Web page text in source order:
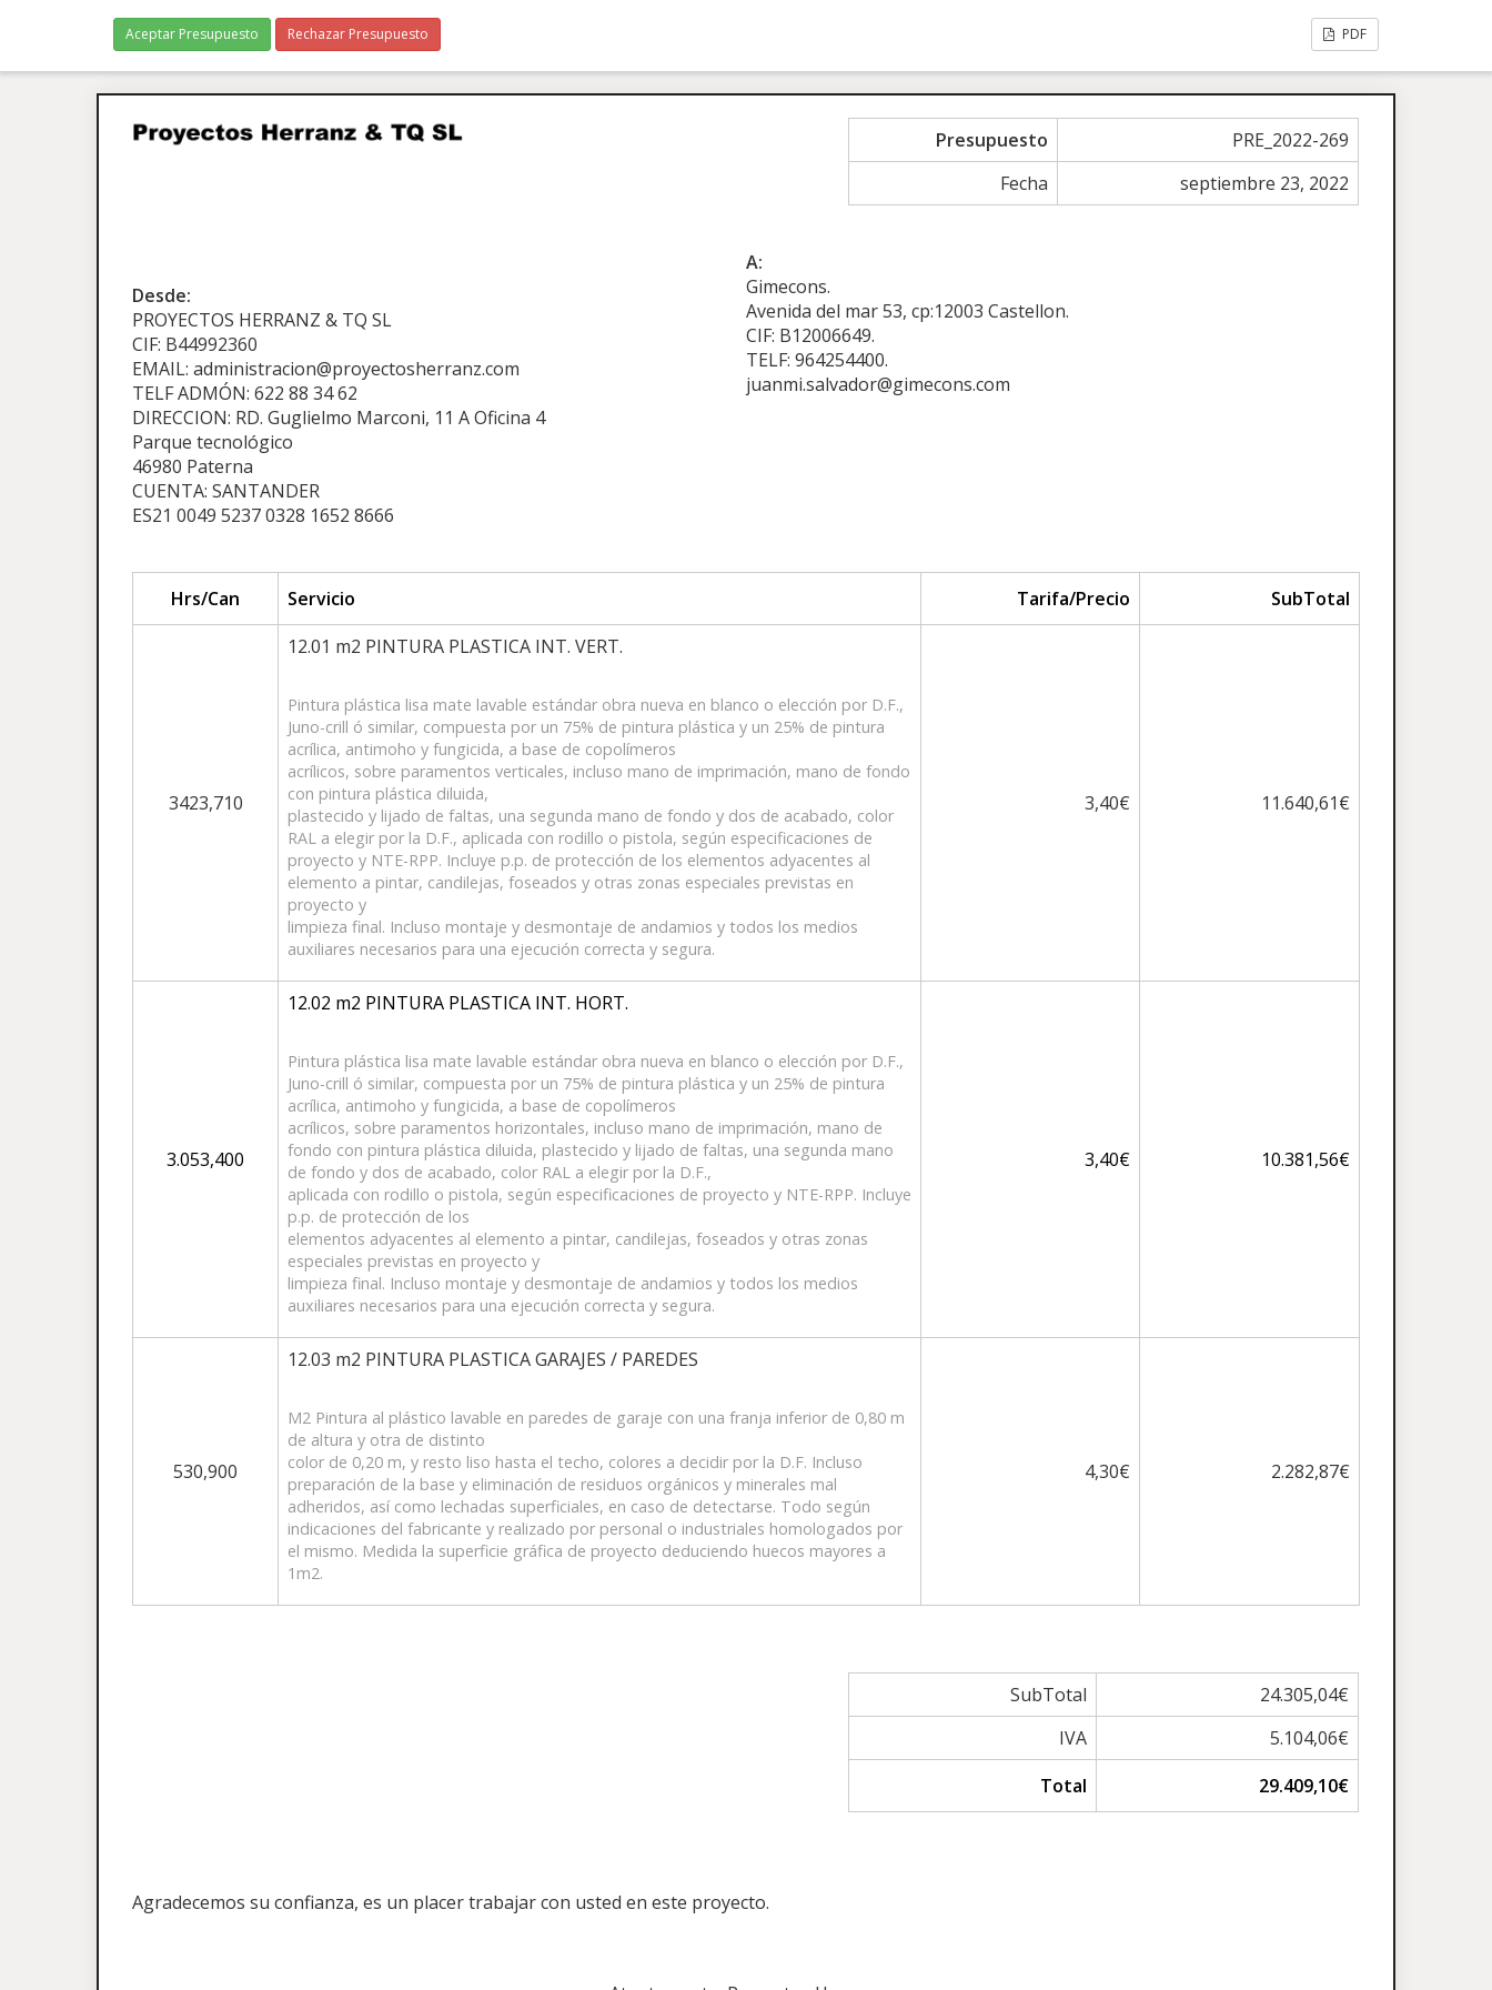
Aceptar Presupuesto Rechazar Presupuesto PDF
Presupuesto
PRE_2022-269
Fecha
septiembre 23, 2022
Desde:
PROYECTOS HERRANZ & TQ SL
CIF: B44992360
EMAIL: administracion@proyectosherranz.com
TELF ADMÓN: 622 88 34 62
DIRECCION: RD. Guglielmo Marconi, 11 A Oficina 4
Parque tecnológico
46980 Paterna
CUENTA: SANTANDER
ES21 0049 5237 0328 1652 8666
A:
Gimecons.
Avenida del mar 53, cp:12003 Castellon.
CIF: B12006649.
TELF: 964254400.
juanmi.salvador@gimecons.com
Hrs/Can Servicio Tarifa/Precio SubTotal
3423,710
12.01 m2 PINTURA PLASTICA INT. VERT.
Pintura plástica lisa mate lavable estándar obra nueva en blanco o elección por D.F.,
Juno-crill ó similar, compuesta por un 75% de pintura plástica y un 25% de pintura
acrílica, antimoho y fungicida, a base de copolímeros
acrílicos, sobre paramentos verticales, incluso mano de imprimación, mano de fondo
con pintura plástica diluida,
plastecido y lijado de faltas, una segunda mano de fondo y dos de acabado, color
RAL a elegir por la D.F., aplicada con rodillo o pistola, según especificaciones de
proyecto y NTE-RPP. Incluye p.p. de protección de los elementos adyacentes al
elemento a pintar, candilejas, foseados y otras zonas especiales previstas en
proyecto y
limpieza final. Incluso montaje y desmontaje de andamios y todos los medios
auxiliares necesarios para una ejecución correcta y segura.
3,40€ 11.640,61€
3.053,400
12.02 m2 PINTURA PLASTICA INT. HORT.
Pintura plástica lisa mate lavable estándar obra nueva en blanco o elección por D.F.,
Juno-crill ó similar, compuesta por un 75% de pintura plástica y un 25% de pintura
acrílica, antimoho y fungicida, a base de copolímeros
acrílicos, sobre paramentos horizontales, incluso mano de imprimación, mano de
fondo con pintura plástica diluida, plastecido y lijado de faltas, una segunda mano
de fondo y dos de acabado, color RAL a elegir por la D.F.,
aplicada con rodillo o pistola, según especificaciones de proyecto y NTE-RPP. Incluye
p.p. de protección de los
elementos adyacentes al elemento a pintar, candilejas, foseados y otras zonas
especiales previstas en proyecto y
limpieza final. Incluso montaje y desmontaje de andamios y todos los medios
auxiliares necesarios para una ejecución correcta y segura.
3,40€ 10.381,56€
530,900
12.03 m2 PINTURA PLASTICA GARAJES / PAREDES
M2 Pintura al plástico lavable en paredes de garaje con una franja inferior de 0,80 m
de altura y otra de distinto
color de 0,20 m, y resto liso hasta el techo, colores a decidir por la D.F. Incluso
preparación de la base y eliminación de residuos orgánicos y minerales mal
adheridos, así como lechadas superficiales, en caso de detectarse. Todo según
indicaciones del fabricante y realizado por personal o industriales homologados por
el mismo. Medida la superficie gráfica de proyecto deduciendo huecos mayores a
1m2.
4,30€ 2.282,87€
SubTotal
24.305,04€
IVA
5.104,06€
Total
29.409,10€
Agradecemos su confianza, es un placer trabajar con usted en este proyecto.